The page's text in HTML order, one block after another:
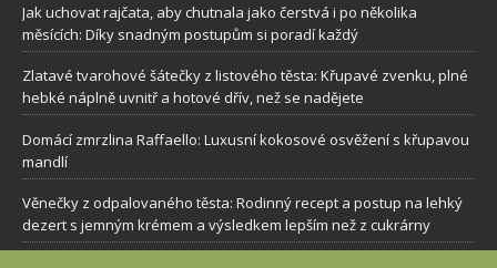
Jak uchovat rajčata, aby chutnala jako čerstvá i po několika
měsících: Díky snadným postupům si poradí každý
Zlatavé tvarohové šátečky z listového těsta: Křupavé zvenku, plné
hebké náplně uvnitř a hotové dřív, než se nadějete
Domácí zmrzlina Raffaello: Luxusní kokosové osvěžení s křupavou
mandlí
Věnečky z odpalovaného těsta: Rodinný recept a postup na lehký
dezert s jemným krémem a výsledkem lepším než z cukrárny